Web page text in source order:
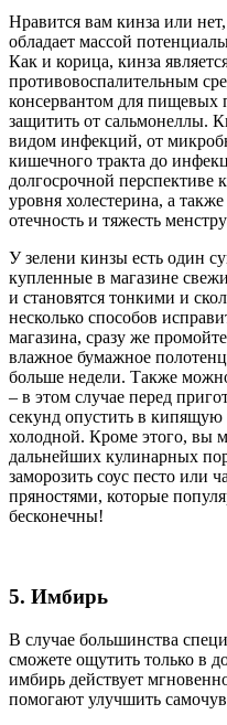
Нравится вам кинза или
обладает массой
Как и корица, кинза
противовоспалительным
консервантом для пищевых
защитить от сальмонеллы.
видом инфекций, от
кишечного тракта до
долгосрочной перспективе
уровня холестерина, а
отечность и тяжесть
У зелени кинзы есть один
купленные в магазине
и становятся тонкими и
несколько способов
магазина, сразу же
влажное бумажное
больше недели. Также
– в этом случае перед
секунд опустить в кипящую
холодной. Кроме этого, вы
дальнейших кулинарных
заморозить соус песто или
пряностями, которые
бесконечны!
5. Имбирь
В случае большинства
сможете ощутить только в
имбирь действует
помогают улучшить